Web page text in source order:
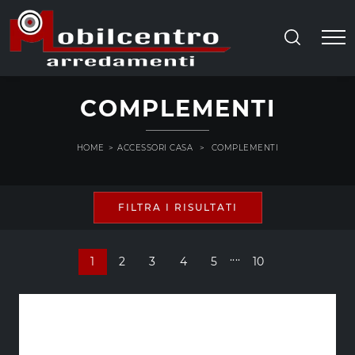
COMPLEMENTI
HOME > ACCESSORI CASA > COMPLEMENTI
FILTRA I RISULTATI
1 2 3 4 5 .... 10